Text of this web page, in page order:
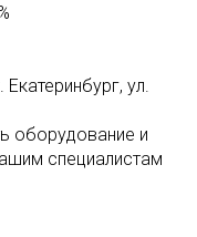
ул.
оборудование и
специалистам